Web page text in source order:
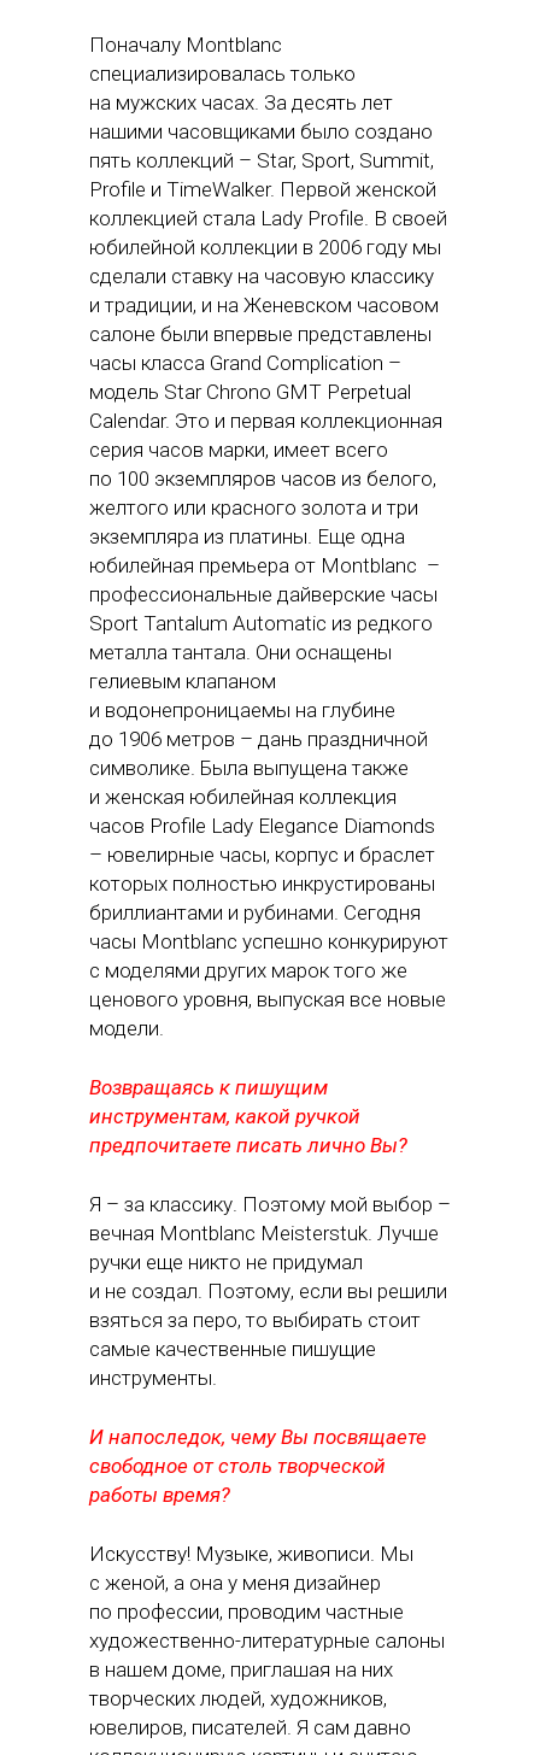
Поначалу Montblanc
специализировалась только
на мужских часах. За десять лет
нашими часовщиками было создано
пять коллекций – Star, Sport, Summit,
Profile и TimeWalker. Первой женской
коллекцией стала Lady Profile. В своей
юбилейной коллекции в 2006 году мы
сделали ставку на часовую классику
и традиции, и на Женевском часовом
салоне были впервые представлены
часы класса Grand Complication –
модель Star Chrono GMT Perpetual
Calendar. Это и первая коллекционная
серия часов марки, имеет всего
по 100 экземпляров часов из белого,
желтого или красного золота и три
экземпляра из платины. Еще одна
юбилейная премьера от Montblanc –
профессиональные дайверские часы
Sport Tantalum Automatic из редкого
металла тантала. Они оснащены
гелиевым клапаном
и водонепроницаемы на глубине
до 1906 метров – дань праздничной
символике. Была выпущена также
и женская юбилейная коллекция
часов Profile Lady Elegance Diamonds
– ювелирные часы, корпус и браслет
которых полностью инкрустированы
бриллиантами и рубинами. Сегодня
часы Montblanc успешно конкурируют
с моделями других марок того же
ценового уровня, выпуская все новые
модели.
Возвращаясь к пишущим
инструментам, какой ручкой
предпочитаете писать лично Вы?
Я – за классику. Поэтому мой выбор –
вечная Montblanc Meisterstuk. Лучше
ручки еще никто не придумал
и не создал. Поэтому, если вы решили
взяться за перо, то выбирать стоит
самые качественные пишущие
инструменты.
И напоследок, чему Вы посвящаете
свободное от столь творческой
работы время?
Искусству! Музыке, живописи. Мы
с женой, а она у меня дизайнер
по профессии, проводим частные
художественно-литературные салоны
в нашем доме, приглашая на них
творческих людей, художников,
ювелиров, писателей. Я сам давно